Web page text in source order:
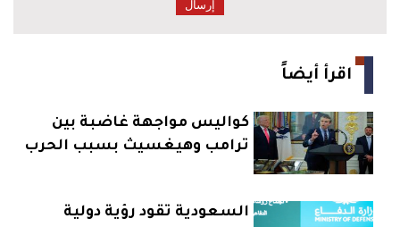
اقرأ أيضاً
كواليس مواجهة غاضبة بين
ترامب وهيغسيث بسبب الحرب
السعودية تقود رؤية دولية